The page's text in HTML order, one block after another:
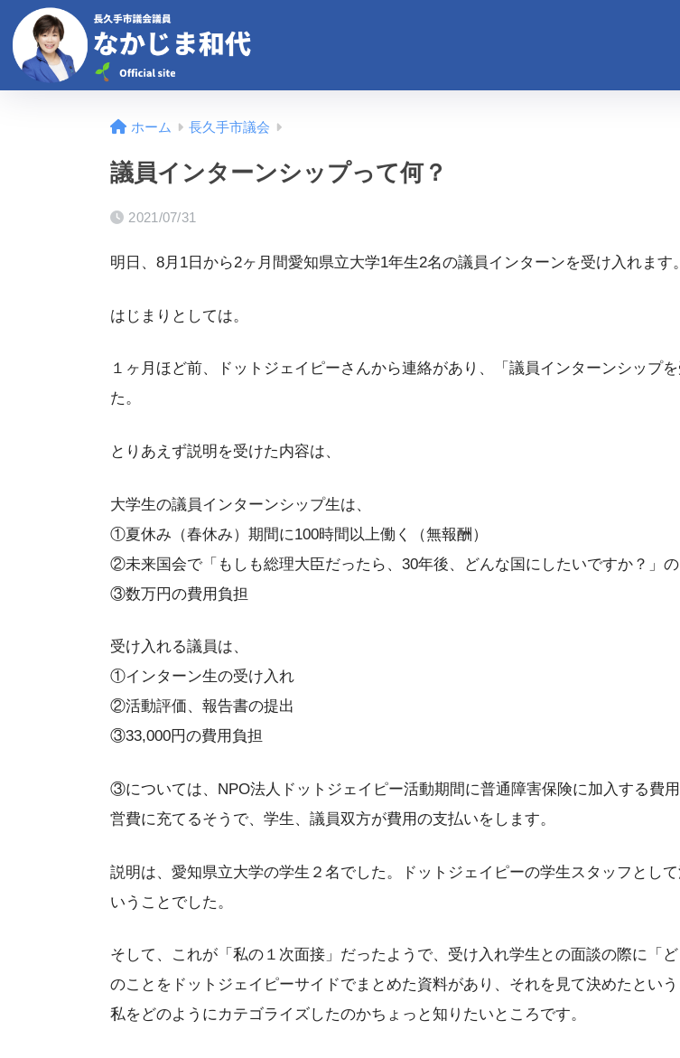
ホーム 長久手市議会
議員インターンシップって何？
2021/07/31
明日、8月1日から2ヶ月間愛知県立大学1年生2名の議員インターンを受け入れます。
はじまりとしては。
１ヶ月ほど前、ドットジェイピーさんから連絡があり、「議員インターンシップ
た。
とりあえず説明を受けた内容は、
大学生の議員インターンシップ生は、
①夏休み（春休み）期間に100時間以上働く（無報酬）
②未来国会で「もしも総理大臣だったら、30年後、どんな国にしたいですか？」
③数万円の費用負担
受け入れる議員は、
①インターン生の受け入れ
②活動評価、報告書の提出
③33,000円の費用負担
③については、NPO法人ドットジェイピー活動期間に普通障害保険に加入する費
営費に充てるそうで、学生、議員双方が費用の支払いをします。
説明は、愛知県立大学の学生２名でした。ドットジェイピーの学生スタッフとし
いうことでした。
そして、これが「私の１次面接」だったようで、受け入れ学生との面談の際に「
のことをドットジェイピーサイドでまとめた資料があり、それを見て決めたという
私をどのようにカテゴライズしたのかちょっと知りたいところです。